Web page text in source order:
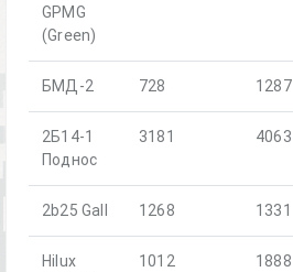
GPMG
(Green)
БМД-2 728 1287
2Б14-1
Поднос
3181 4063
2b25 Gall 1268 1331
Hilux
1012 1888